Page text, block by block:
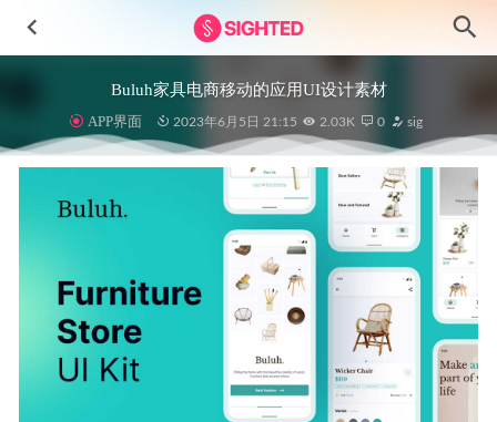
Buluh家具电商移动的应用UI设计素材
APP界面 2023年6月5日 21:15 2.03K 0 sig
QRcode app二维码展示页UI .xd素材 2021-11-19
E-commerce Design System电商桌面系统ui设计 .sketch素材
2022-03-31
暗黑风格Bank 金融银行app ui设计 .xd素材